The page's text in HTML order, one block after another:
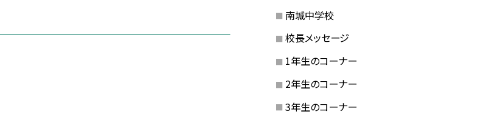
南城中学校
校長メッセージ
1年生のコーナー
2年生のコーナー
3年生のコーナー